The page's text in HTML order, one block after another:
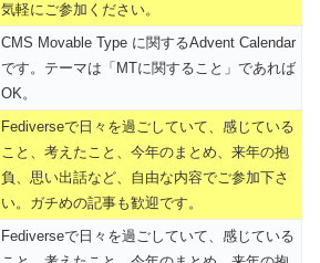
気軽にご参加ください。
CMS Movable Type に関するAdvent Calendar
です。テーマは「MTに関すること」であれば
OK。
Fediverseで日々を過ごしていて、感じている
こと、考えたこと、今年のまとめ、来年の抱
負、思い出話など、自由な内容でご参加下さ
い。ガチめの記事も歓迎です。
Fediverseで日々を過ごしていて、感じている